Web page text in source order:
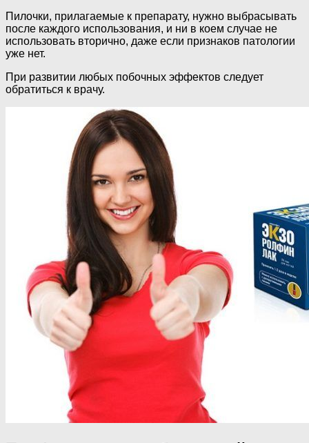
Пилочки, прилагаемые к препарату, нужно выбрасывать
после каждого использования, и ни в коем случае не
использовать вторично, даже если признаков патологии
уже нет.
При развитии любых побочных эффектов следует
обратиться к врачу.